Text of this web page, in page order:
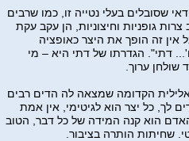
שסובלים בעלי נטייה זו, כמו שרבים
גופניות וחיצוניות, הן עקב עקת
אין זה הופך את היצר כאופציה
דתי". הגדרתו של דתי היא – מי
שולחן ערוך.
הקדומה שמצאה לה הדים רבים
לך, כל יצר הוא לגיטימי, אין אמת
הוא קנה המידה של כל דבר, הטוב
שחיתות הותרה בציבור.